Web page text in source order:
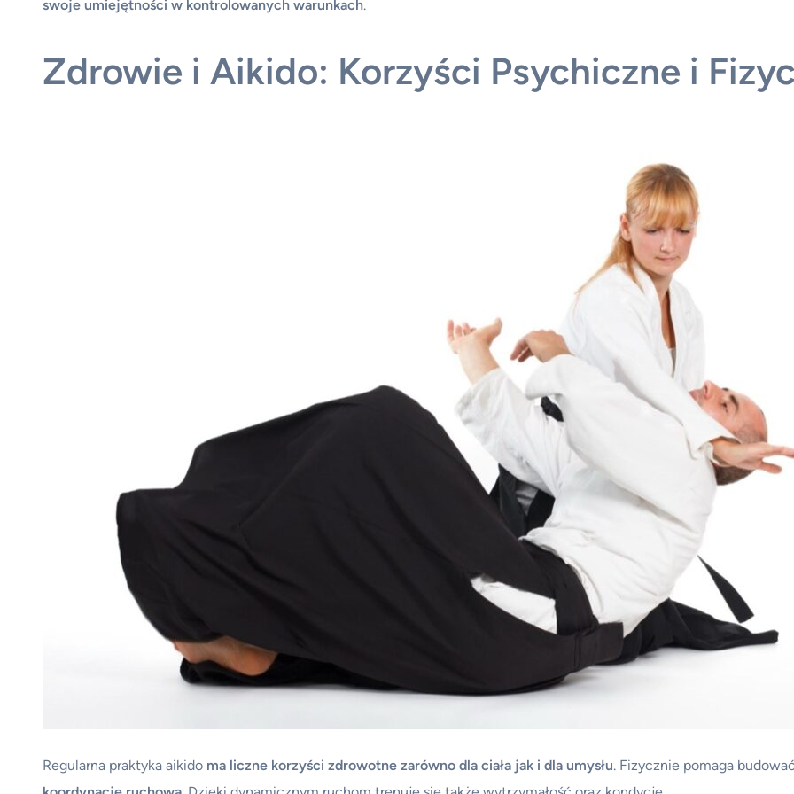
swoje umiejętności w kontrolowanych warunkach.
Zdrowie i Aikido: Korzyści Psychiczne i
Regularna praktyka aikido ma liczne korzyści zdrowotne zarówno dla ciała jak i dla umysłu. Fizycznie pomaga